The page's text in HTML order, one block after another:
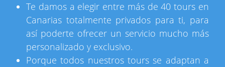
Te damos a elegir entre más de 40 tours en
Canarias totalmente privados para ti, para
así poderte ofrecer un servicio mucho más
personalizado y exclusivo.
Porque todos nuestros tours se adaptan a